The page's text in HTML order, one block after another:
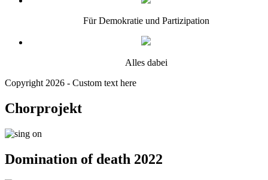
Für Demokratie und Partizipation
Alles dabei
Copyright 2026 - Custom text here
Chorprojekt
Domination of death 2022